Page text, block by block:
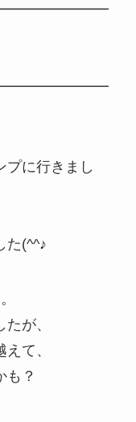
プに行きまし
た(^^♪
が、
て、
も？